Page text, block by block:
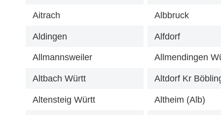
Aitrach Albbruck
Aldingen Alfdorf
Allmannsweiler Allmendingen
Altbach Württ Altdorf Kr
Altensteig Württ Altheim (Alb)